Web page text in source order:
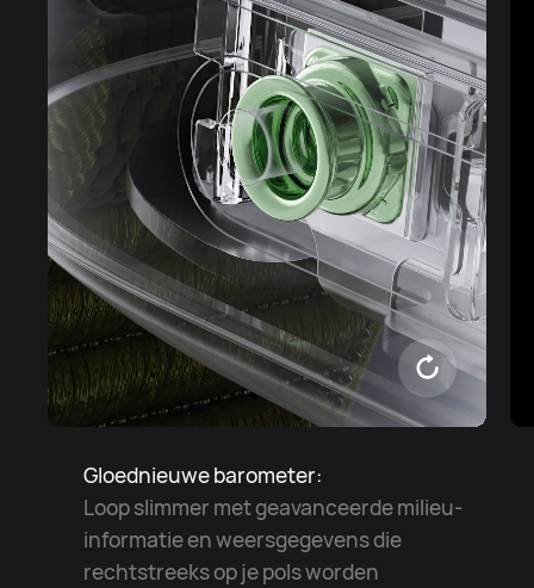
Gloednieuwe barometer:
Loop slimmer met geavanceerde milieu-
informatie en weersgegevens die
rechtstreeks op je pols worden